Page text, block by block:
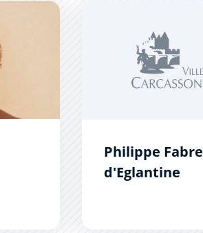
Philippe Fabre
d'Eglantine